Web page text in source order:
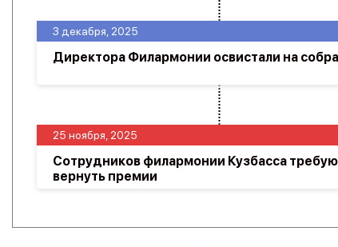
25 ноября, 2025
Сотрудников филармонии Кузбасса
вернуть премии
3 декабря, 2025
Директора Филармонии освистали на